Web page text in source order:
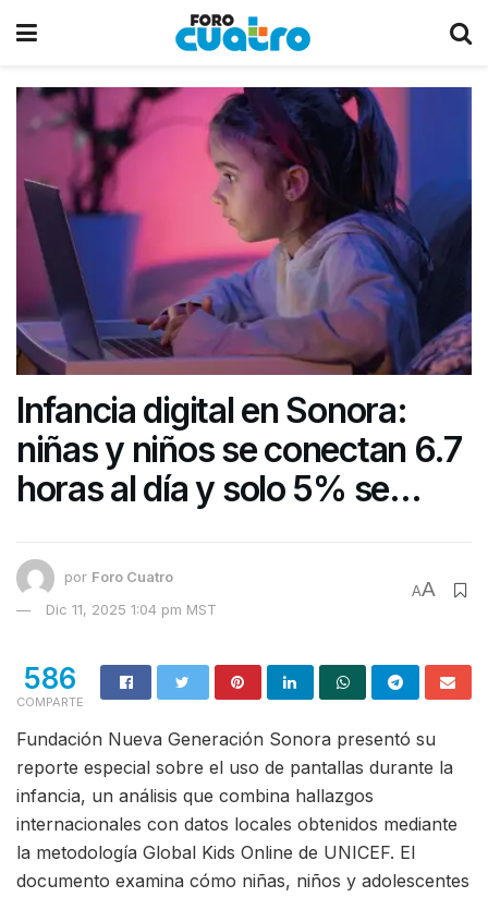
Infancia digital en Sonora:
niñas y niños se conectan 6.7
horas al día y solo 5% se
revela nuevo informe
por Foro Cuatro
Dic 11, 2025 1:04 pm MST
AA
586
COMPARTE
Fundación Nueva Generación Sonora presentó su
reporte especial sobre el uso de pantallas durante la
infancia, un análisis que combina hallazgos
internacionales con datos locales obtenidos mediante
la metodología Global Kids Online de UNICEF. El
documento examina cómo niñas, niños y adolescentes